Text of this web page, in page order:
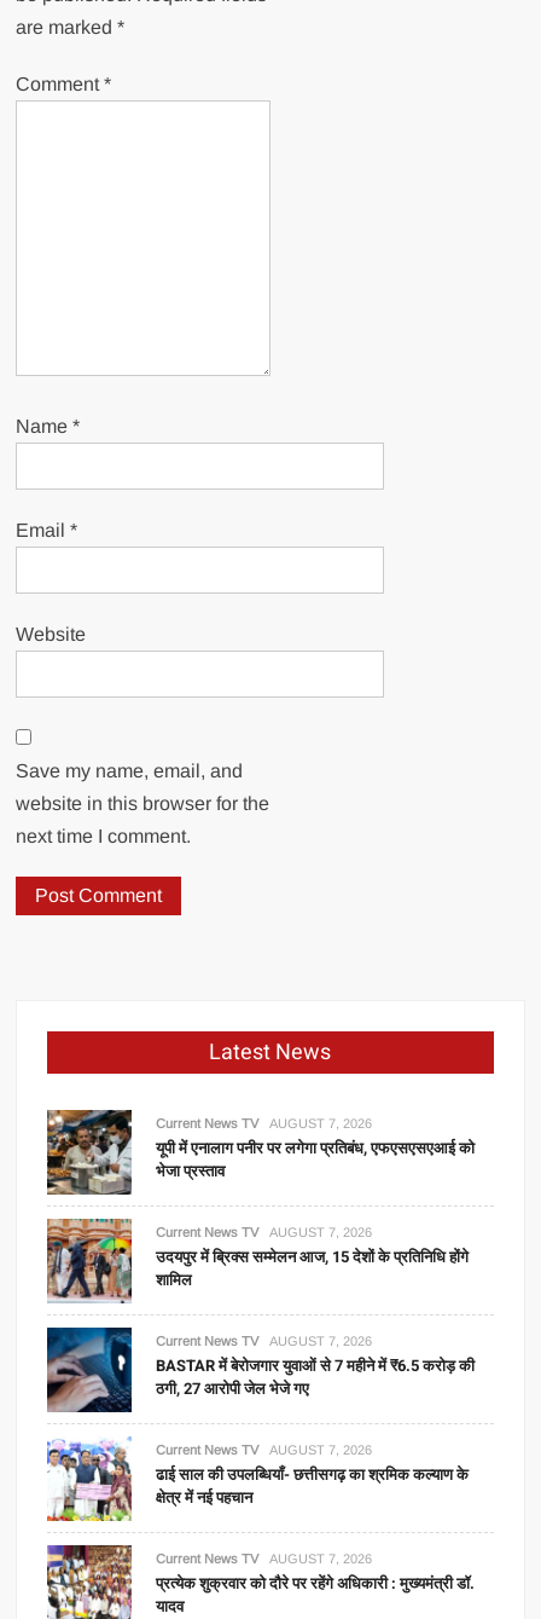
are marked*
Comment*
Name*
Email*
Website
Save my name, email, and
website in this browser for the
next time I comment.
Latest News
Current News TV AUGUST 7, 2026
यूपी में एनालाग पनीर पर लगेगा प्रतिबंध, एफएसएसएआई को
भेजा प्रस्ताव
Current News TV AUGUST 7, 2026
उदयपुर में ब्रिक्स सम्मेलन आज, 15 देशों के प्रतिनिधि होंगे
शामिल
Current News TV AUGUST 7, 2026
BASTAR में बेरोजगार युवाओं से 7 महीने में ₹6.5 करोड़ की
ठगी, 27 आरोपी जेल भेजे गए
Current News TV AUGUST 7, 2026
ढाई साल की उपलब्धियाँ- छत्तीसगढ़ का श्रमिक कल्याण के
क्षेत्र में नई पहचान
Current News TV AUGUST 7, 2026
प्रत्येक शुक्रवार को दौरे पर रहेंगे अधिकारी : मुख्यमंत्री डॉ.
यादव